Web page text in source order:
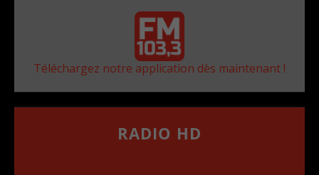
Téléchargez notre application dès maintenant !
RADIO HD